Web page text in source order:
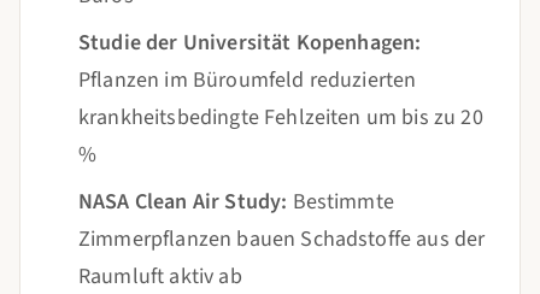
Studie der Universität Kopenhagen:
Pflanzen im Büroumfeld reduzierten
krankheitsbedingte Fehlzeiten um bis zu 20
%
NASA Clean Air Study: Bestimmte
Zimmerpflanzen bauen Schadstoffe aus der
Raumluft aktiv ab